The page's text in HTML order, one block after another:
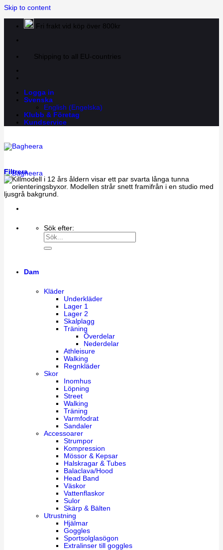
Skip to content
Fri frakt vid köp över 800kr
Shipping to all EU-countries
Logga in
Svenska
English (Engelska)
Klubb & Företag
Kundservice
Sök efter:
Dam
Kläder
Underkläder
Lager 1
Lager 2
Skalplagg
Träning
Överdelar
Nederdelar
Athleisure
Walking
Regnkläder
Skor
Inomhus
Löpning
Street
Walking
Träning
Varmfodrat
Sandaler
Accessoarer
Strumpor
Kompression
Mössor & Kepsar
Halskragar & Tubes
Balaclava/Hood
Head Band
Väskor
Vattenflaskor
Sulor
Skärp & Bälten
Utrustning
Hjälmar
Goggles
Sportsolglasögon
Extralinser till goggles
Filtrera